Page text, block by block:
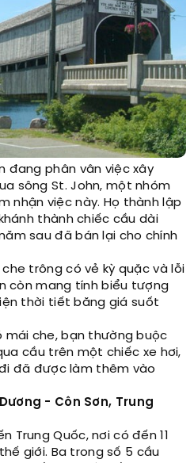
đang phân vân việc xây
sông St. John, một nhóm
nhận việc này. Họ thành lập
thành chiếc cầu dài
sau đã bán lại cho chính
trông có vẻ kỳ quặc và lỗi
còn mang tính biểu tượng
thời tiết băng giá suốt
mái che, bạn thường buộc
cầu trên một chiếc xe hơi,
đã được làm thêm vào
- Côn Sơn, Trung
Trung Quốc, nơi có đến 11
giới. Ba trong số 5 cầu